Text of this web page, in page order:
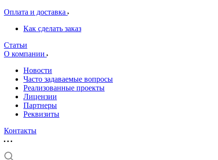
Оплата и доставка
Как сделать заказ
Статьи
О компании
Новости
Часто задаваемые вопросы
Реализованные проекты
Лицензии
Партнеры
Реквизиты
Контакты